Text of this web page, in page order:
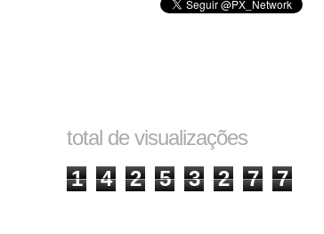
total de visualizações
1
4 2 5 3 2 7 7